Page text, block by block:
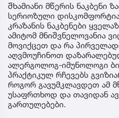
შხამიანი მწერის ნაკბენი
სერიოზული
კრაზანის ნაკბენები
ამიტომ მნიშვნელოვანია
მოვიქცეთ და რა
აღვმოუჩინოთ
ალერგოლოგ-იმუნოლოგი
პრაქტიკულ რჩევებს
როგორ გავუმკლავდეთ ამ
უსაფრთხოდ და თავიდან
გართულებები.